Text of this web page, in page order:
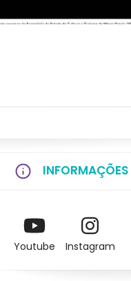
INFORMAÇÕES
Youtube Instagram